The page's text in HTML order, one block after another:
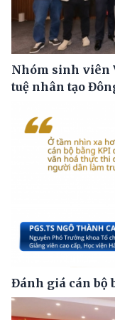
Nhóm sinh viên
tuệ nhân tạo
Đánh giá cán bộ